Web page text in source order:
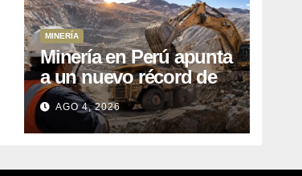
MINERÍA
Minería en Perú apunta
a un nuevo récord de
inversiones: crecen los
petitorios y el FMI insta
a destrabar proyectos
AGO 4, 2026